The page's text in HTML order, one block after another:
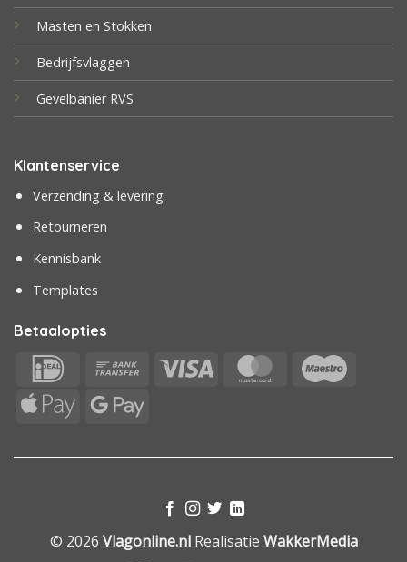
Masten en Stokken
Bedrijfsvlaggen
Gevelbanier RVS
Klantenservice
Verzending & levering
Retourneren
Kennisbank
Templates
Betaalopties
IDeal
Bank
Visa MasterCard
Apple
Google
© 2026 Vlagonline.nlRealisatie WakkerMedia